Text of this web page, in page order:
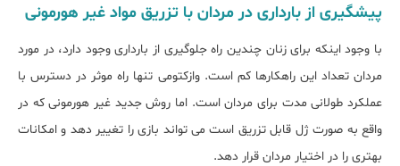
پیشگیری از بارداری در مردان با تزریق مواد غیر هورمونی
با وجود اینکه برای زنان چندین راه جلوگیری از بارداری وجود دارد، در مورد
مردان تعداد این راهکارها کم است. وازکتومی تنها راه موثر در دسترس با
عملکرد طولانی مدت برای مردان است. اما روش جدید غیر هورمونی که در
واقع به صورت ژل قابل تزریق است می تواند بازی را تغییر دهد و امکانات
بهتری را در اختیار مردان قرار دهد.